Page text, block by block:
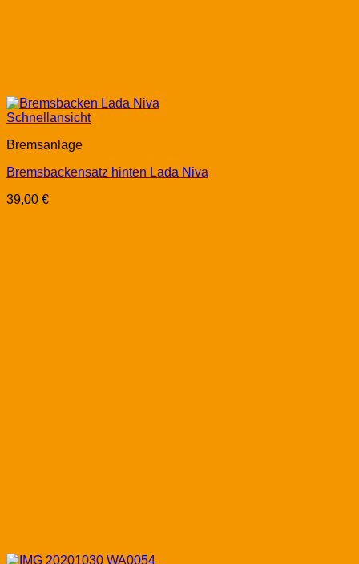
Schnellansicht
Bremsanlage
Bremsbackensatz hinten Lada Niva
39,00 €